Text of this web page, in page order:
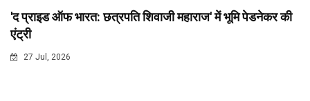
'द प्राइड ऑफ भारत: छत्रपति शिवाजी महाराज' में भूमि पेडनेकर की
एंट्री
27 Jul, 2026